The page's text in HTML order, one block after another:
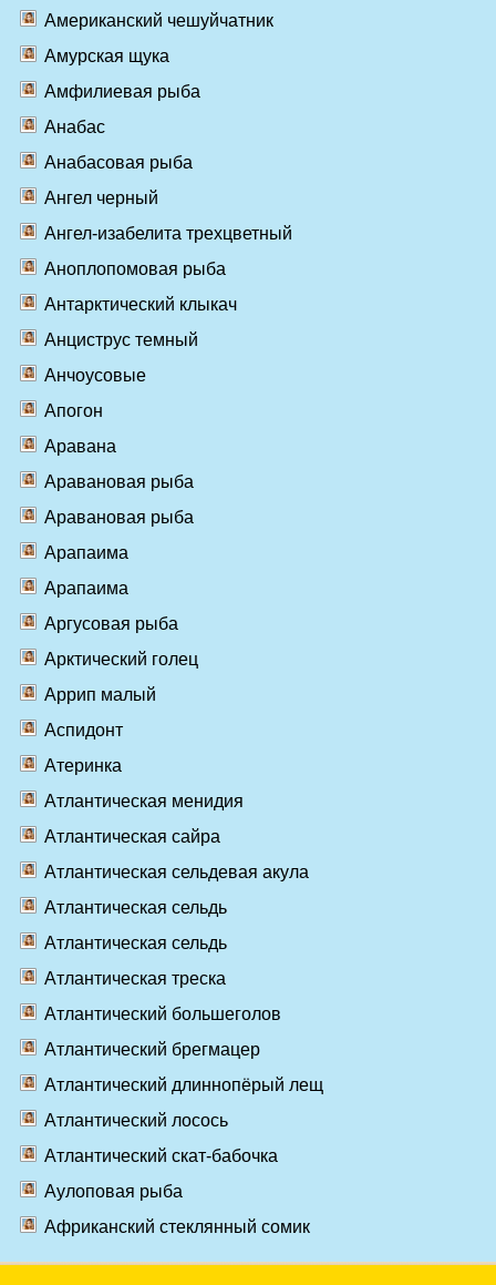
Американский чешуйчатник
Амурская щука
Амфилиевая рыба
Анабас
Анабасовая рыба
Ангел черный
Ангел-изабелита трехцветный
Аноплопомовая рыба
Антарктический клыкач
Анциструс темный
Анчоусовые
Апогон
Аравана
Аравановая рыба
Аравановая рыба
Арапаима
Арапаима
Аргусовая рыба
Арктический голец
Аррип малый
Аспидонт
Атеринка
Атлантическая менидия
Атлантическая сайра
Атлантическая сельдевая акула
Атлантическая сельдь
Атлантическая сельдь
Атлантическая треска
Атлантический большеголов
Атлантический брегмацер
Атлантический длиннопёрый лещ
Атлантический лосось
Атлантический скат-бабочка
Аулоповая рыба
Африканский стеклянный сомик